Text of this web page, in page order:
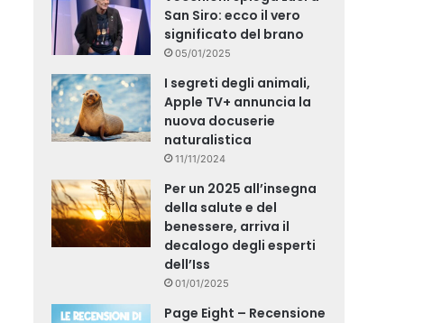
San Siro: ecco il vero
significato del brano
05/01/2025
I segreti degli animali,
Apple TV+ annuncia la
nuova docuserie
naturalistica
11/11/2024
Per un 2025 all’insegna
della salute e del
benessere, arriva il
decalogo degli esperti
dell’Iss
01/01/2025
Page Eight – Recensione